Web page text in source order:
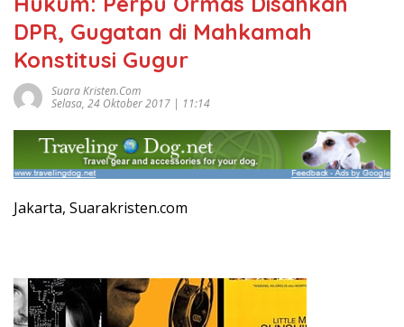
DPR, Gugatan di Mahkamah
Konstitusi Gugur
Suara Kristen.com
Selasa, 24 Oktober 2017 | 11:14
Jakarta, Suarakristen.com